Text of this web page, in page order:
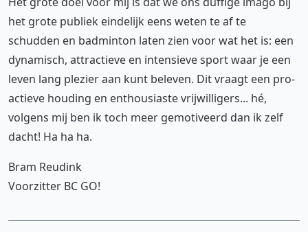
het grote publiek eindelijk eens weten te af te
schudden en badminton laten zien voor wat het is: een
dynamisch, attractieve en intensieve sport waar je een
leven lang plezier aan kunt beleven. Dit vraagt een pro-
actieve houding en enthousiaste vrijwilligers... hé,
volgens mij ben ik toch meer gemotiveerd dan ik zelf
dacht! Ha ha ha.
Bram Reudink
Voorzitter BC GO!